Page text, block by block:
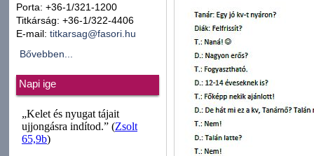
Porta: +36-1/321-1200
Titkárság: +36-1/322-4406
E-mail: titkarsag@fasori.hu
Bővebben...
Napi ige